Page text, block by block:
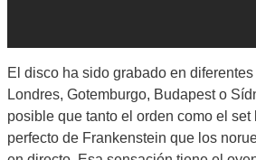
El disco ha sido grabado en
Londres, Gotemburgo, Budapest o
posible que tanto el orden como el
perfecto de Frankenstein que los